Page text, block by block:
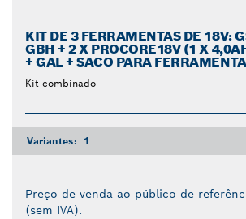
KIT DE 3 FERRAMENTAS DE 18V:
GBH + 2 X PROCORE18V (1 X
+ GAL + SACO PARA
Kit combinado
Variantes: 1
Preço de venda ao público de
(sem IVA).